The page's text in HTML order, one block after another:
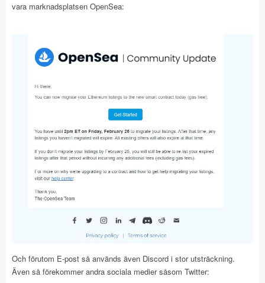
vara marknadsplatsen OpenSea:
Och förutom E-post så används även Discord i stor utsträckning.
Även så förekommer andra sociala medier såsom Twitter: